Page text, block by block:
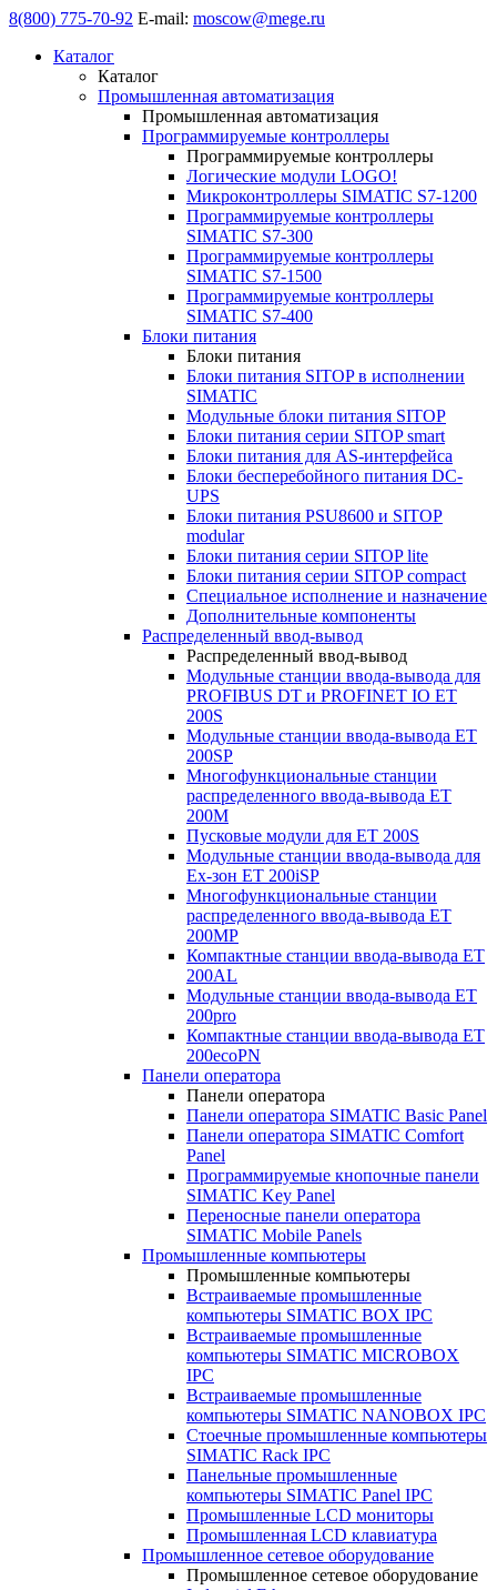
8(800) 775-70-92 E-mail: moscow@mege.ru
Каталог
Каталог
Промышленная автоматизация
Промышленная автоматизация
Программируемые контроллеры
Программируемые контроллеры
Логические модули LOGO!
Микроконтроллеры SIMATIC S7-1200
Программируемые контроллеры
SIMATIC S7-300
Программируемые контроллеры
SIMATIC S7-1500
Программируемые контроллеры
SIMATIC S7-400
Блоки питания
Блоки питания
Блоки питания SITOP в исполнении
SIMATIC
Модульные блоки питания SITOP
Блоки питания серии SITOP smart
Блоки питания для AS-интерфейса
Блоки бесперебойного питания DC-
UPS
Блоки питания PSU8600 и SITOP
modular
Блоки питания серии SITOP lite
Блоки питания серии SITOP compact
Специальное исполнение и назначение
Дополнительные компоненты
Распределенный ввод-вывод
Распределенный ввод-вывод
Модульные станции ввода-вывода для
PROFIBUS DT и PROFINET IO ET
200S
Модульные станции ввода-вывода ET
200SP
Многофункциональные станции
распределенного ввода-вывода ET
200M
Пусковые модули для ET 200S
Модульные станции ввода-вывода для
Ex-зон ET 200iSP
Многофункциональные станции
распределенного ввода-вывода ET
200MP
Компактные станции ввода-вывода ET
200AL
Модульные станции ввода-вывода ET
200pro
Компактные станции ввода-вывода ET
200ecoPN
Панели оператора
Панели оператора
Панели оператора SIMATIC Basic Panel
Панели оператора SIMATIC Comfort
Panel
Программируемые кнопочные панели
SIMATIC Key Panel
Переносные панели оператора
SIMATIC Mobile Panels
Промышленные компьютеры
Промышленные компьютеры
Встраиваемые промышленные
компьютеры SIMATIC BOX IPC
Встраиваемые промышленные
компьютеры SIMATIC MICROBOX
IPC
Встраиваемые промышленные
компьютеры SIMATIC NANOBOX IPC
Стоечные промышленные компьютеры
SIMATIC Rack IPC
Панельные промышленные
компьютеры SIMATIC Panel IPC
Промышленные LCD мониторы
Промышленная LCD клавиатура
Промышленное сетевое оборудование
Промышленное сетевое оборудование